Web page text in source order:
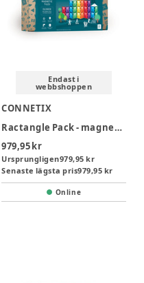
Endast i
webbshoppen
CONNETIX
Ractangle Pack - magnetsæt 18 dele - rainbow
979,95 kr
Ursprungligen979,95 kr
Senaste lägsta pris979,95 kr
Online